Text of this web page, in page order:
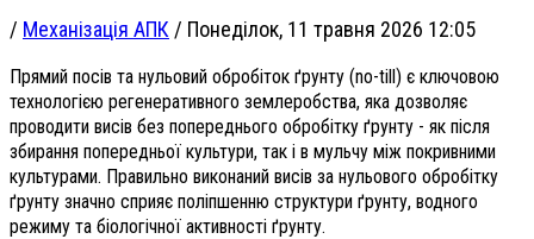
/ Механізація АПК / Понеділок, 11 травня 2026 12:05
Прямий посів та нульовий обробіток ґрунту (no-till) є ключовою
технологією регенеративного землеробства, яка дозволяє
проводити висів без попереднього обробітку ґрунту - як після
збирання попередньої культури, так і в мульчу між покривними
культурами. Правильно виконаний висів за нульового обробітку
ґрунту значно сприяє поліпшенню структури ґрунту, водного
режиму та біологічної активності ґрунту.